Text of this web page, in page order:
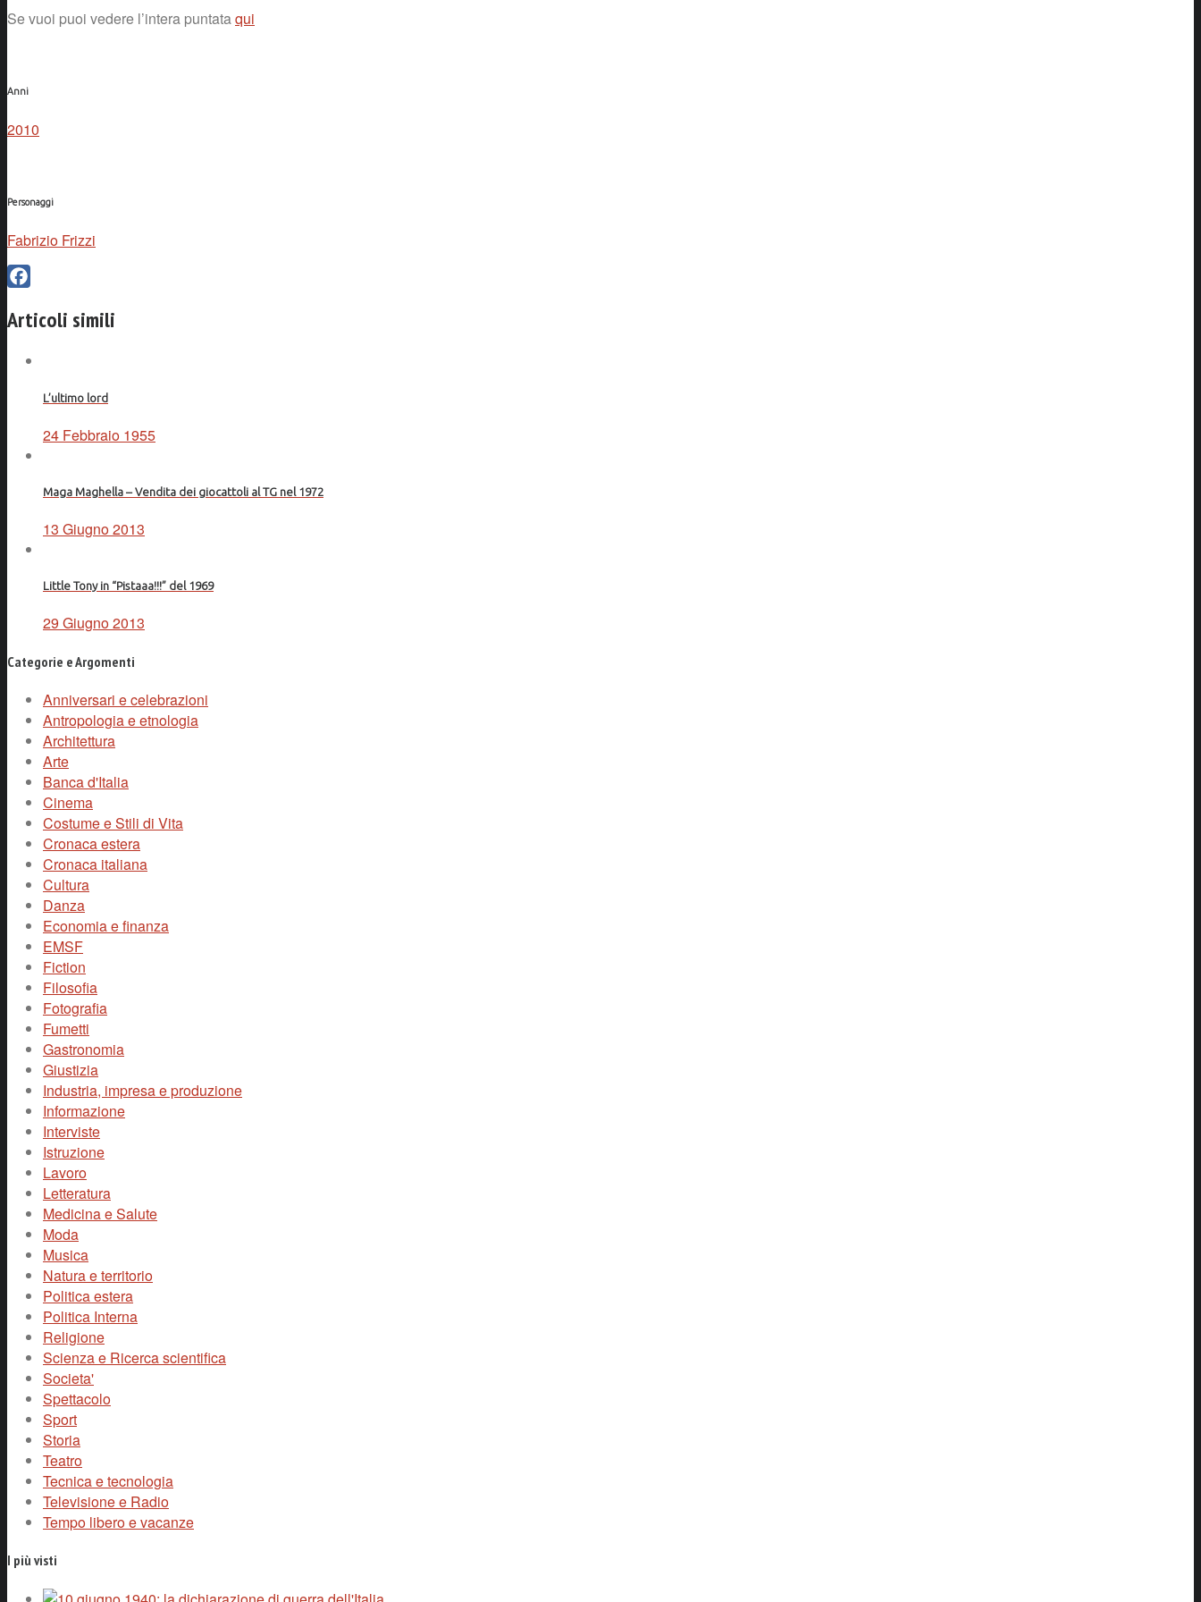
Se vuoi puoi vedere l’intera puntataqui
Anni
2010
Personaggi
Fabrizio Frizzi
Articoli simili
L’ultimo lord
24 Febbraio 1955
Maga Maghella – Vendita dei giocattoli al TG nel 1972
13 Giugno 2013
Little Tony in “Pistaaa!!!” del 1969
29 Giugno 2013
Categorie e Argomenti
Anniversari e celebrazioni
Antropologia e etnologia
Architettura
Arte
Banca d'Italia
Cinema
Costume e Stili di Vita
Cronaca estera
Cronaca italiana
Cultura
Danza
Economia e finanza
EMSF
Fiction
Filosofia
Fotografia
Fumetti
Gastronomia
Giustizia
Industria, impresa e produzione
Informazione
Interviste
Istruzione
Lavoro
Letteratura
Medicina e Salute
Moda
Musica
Natura e territorio
Politica estera
Politica Interna
Religione
Scienza e Ricerca scientifica
Societa'
Spettacolo
Sport
Storia
Teatro
Tecnica e tecnologia
Televisione e Radio
Tempo libero e vacanze
I più visti